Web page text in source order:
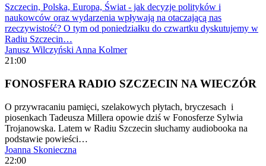
Szczecin, Polska, Europa, Świat - jak decyzje polityków i
naukowców oraz wydarzenia wpływają na otaczającą nas
rzeczywistość? O tym od poniedziałku do czwartku dyskutujemy w
Radiu Szczecin…
Janusz Wilczyński Anna Kolmer
21:00
FONOSFERA RADIO SZCZECIN NA WIECZÓR
O przywracaniu pamięci, szelakowych płytach, bryczesach i
piosenkach Tadeusza Millera opowie dziś w Fonosferze Sylwia
Trojanowska. Latem w Radiu Szczecin słuchamy audiobooka na
podstawie powieści…
Joanna Skonieczna
22:00